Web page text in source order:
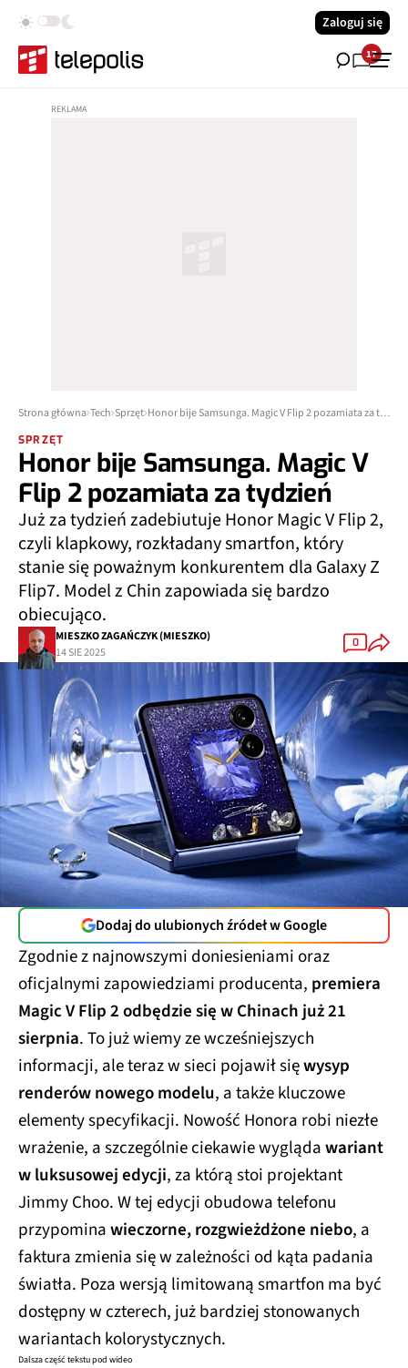
Zaloguj się
17
Strona główna Tech Sprzęt Honor bije Samsunga. Magic V Flip 2 pozamiata za tydzień
SPRZĘT
Honor bije Samsunga. Magic V
Flip 2 pozamiata za tydzień
Już za tydzień zadebiutuje Honor Magic V Flip 2,
czyli klapkowy, rozkładany smartfon, który
stanie się poważnym konkurentem dla Galaxy Z
Flip7. Model z Chin zapowiada się bardzo
obiecująco.
MIESZKO ZAGAŃCZYK (MIESZKO)
14 SIE 2025
0
Dodaj do ulubionych źródeł w Google
Zgodnie z najnowszymi doniesieniami oraz
oficjalnymi zapowiedziami producenta, premiera
Magic V Flip 2 odbędzie się w Chinach już 21
sierpnia. To już wiemy ze wcześniejszych
informacji, ale teraz w sieci pojawił sięwysyp
renderów nowego modelu, a także kluczowe
elementy specyfikacji. Nowość Honora robi niezłe
wrażenie, a szczególnie ciekawie wyglądawariant
w luksusowej edycji, za którą stoi projektant
Jimmy Choo. W tej edycji obudowa telefonu
przypominawieczorne, rozgwieżdżone niebo, a
faktura zmienia się w zależności od kąta padania
światła. Poza wersją limitowaną smartfon ma być
dostępny w czterech, już bardziej stonowanych
wariantach kolorystycznych.
Dalsza część tekstu pod wideo